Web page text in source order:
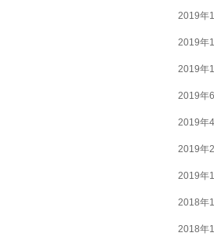
2019年
2019年
2019年
2019年
2019年
2019年
2019年
2018年
2018年